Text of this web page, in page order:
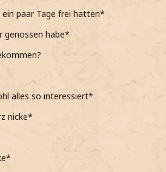
paar Tage frei hatten*
genossen habe*
alles so interessiert*
nicke*